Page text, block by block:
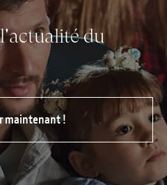
du
maintenant !